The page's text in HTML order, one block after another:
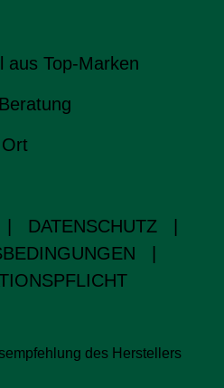
aus Top-Marken
DATENSCHUTZ
des Herstellers